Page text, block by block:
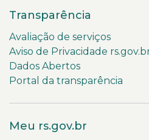
Transparência
Avaliação de serviços
Aviso de Privacidade
Dados Abertos
Portal da transparência
Meu rs.gov.br